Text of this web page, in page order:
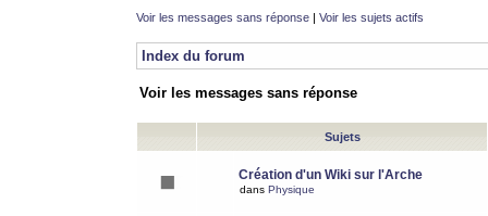
Voir les messages sans réponse | Voir les sujets actifs
Index du forum
Voir les messages sans réponse
Sujets
Création d'un Wiki sur l'Arche
dans Physique